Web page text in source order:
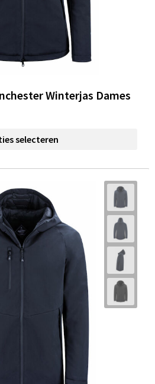
Winterjas Dames
selecteren